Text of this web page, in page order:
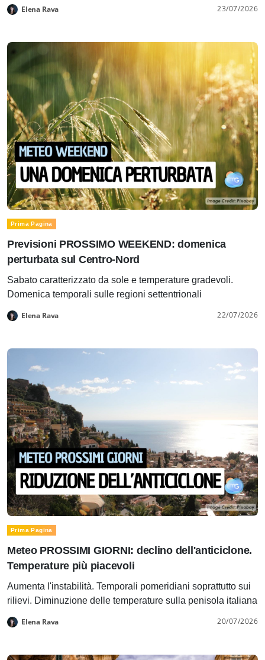
Elena Rava 23/07/2026
Prima Pagina
Previsioni PROSSIMO WEEKEND: domenica
perturbata sul Centro-Nord
Sabato caratterizzato da sole e temperature gradevoli.
Domenica temporali sulle regioni settentrionali
Elena Rava 22/07/2026
Prima Pagina
Meteo PROSSIMI GIORNI: declino dell'anticiclone.
Temperature più piacevoli
Aumenta l'instabilità. Temporali pomeridiani soprattutto sui
rilievi. Diminuzione delle temperature sulla penisola italiana
Elena Rava 20/07/2026